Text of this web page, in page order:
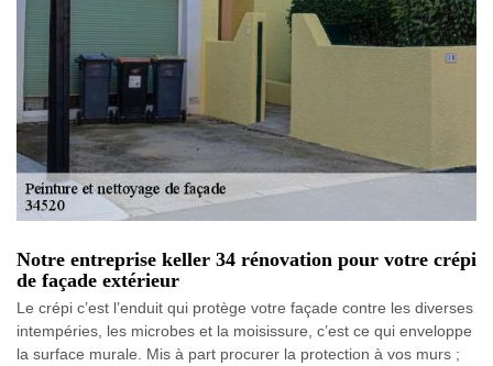
Notre entreprise keller 34 rénovation pour votre crépi
de façade extérieur
Le crépi c’est l’enduit qui protège votre façade contre les diverses
intempéries, les microbes et la moisissure, c’est ce qui enveloppe
la surface murale. Mis à part procurer la protection à vos murs ;